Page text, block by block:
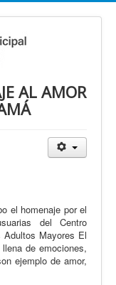
AL AMOR
el homenaje por el
del Centro
Adultos Mayores El
de emociones,
ejemplo de amor,